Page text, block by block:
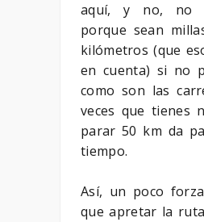
aquí, y no, no
porque sean
kilómetros (que
en cuenta) si no
como son las
veces que tienes
parar 50 km da
tiempo.
Así, un poco
que apretar la